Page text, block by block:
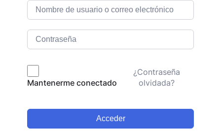
Mantenerme conectado
¿Contraseña
olvidada?
Acceder